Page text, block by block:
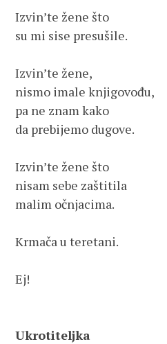
Izvin’te žene što
su mi sise presušile.
Izvin’te žene,
nismo imale knjigovođu,
pa ne znam kako
da prebijemo dugove.
Izvin’te žene što
nisam sebe zaštitila
malim očnjacima.
Krmača u teretani.
Ej!
Ukrotiteljka